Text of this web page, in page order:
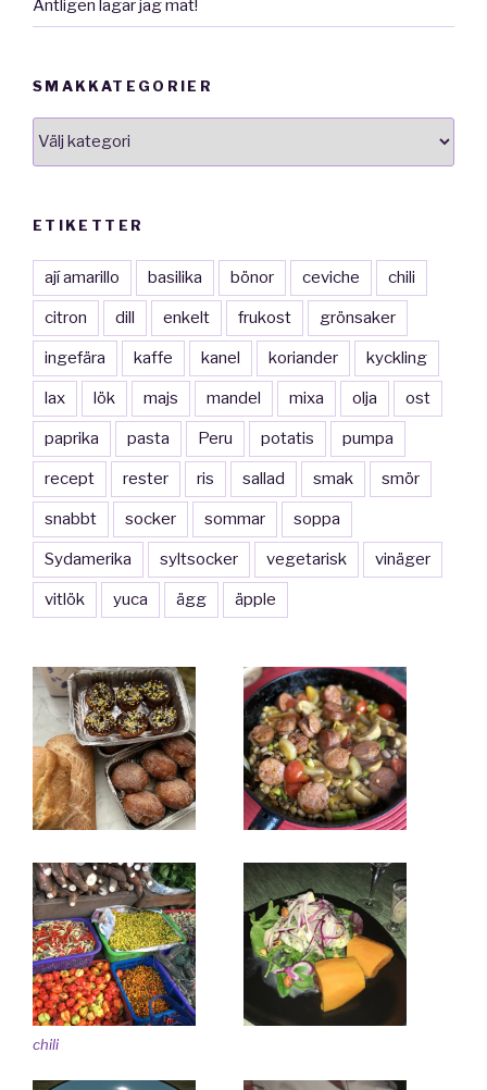
Äntligen lagar jag mat!
SMAKKATEGORIER
ETIKETTER
ají amarillo basilika bönor ceviche chili
citron dill enkelt frukost grönsaker
ingefära kaffe kanel koriander kyckling
lax lök majs mandel mixa olja ost
paprika pasta Peru potatis pumpa
recept rester ris sallad smak smör
snabbt socker sommar soppa
Sydamerika syltsocker vegetarisk vinäger
vitlök yuca ägg äpple
chili